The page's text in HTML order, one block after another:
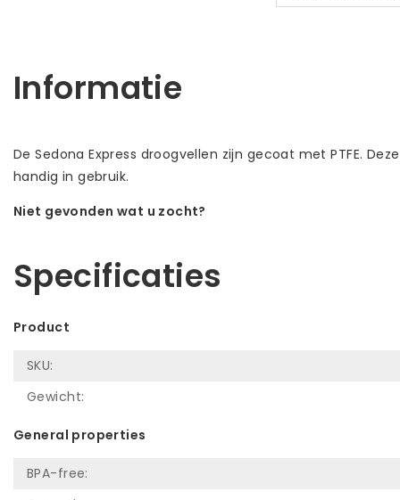
Informatie
De Sedona Express droogvellen zijn gecoat met PTFE.
handig in gebruik.
Niet gevonden wat u zocht?
Specificaties
Product
SKU:
Gewicht:
General properties
BPA-free: